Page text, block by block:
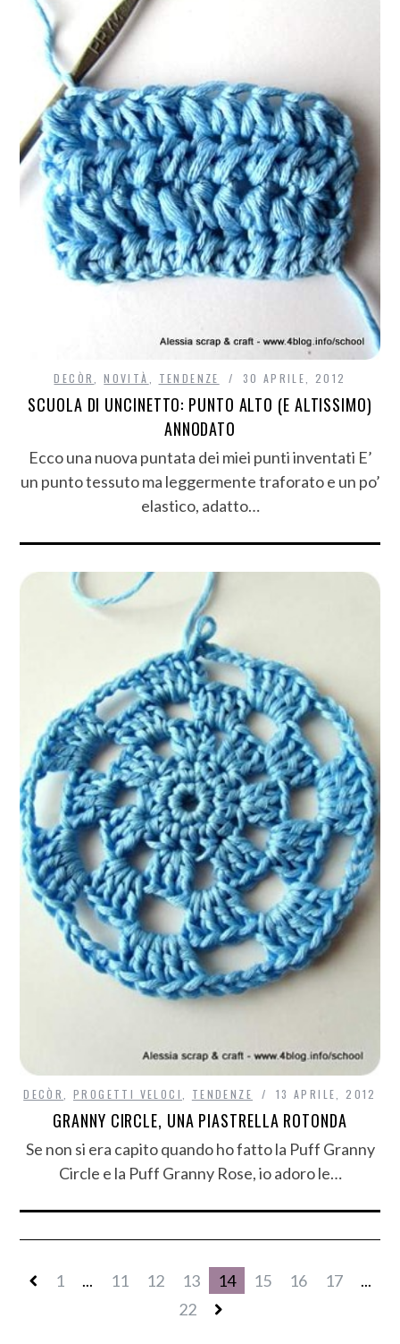
DECÒR ,NOVITÀ TENDENZE 30 APRILE, 2012
SCUOLA DI UNCINETTO: PUNTO ALTO (E ALTISSIMO)
ANNODATO
Ecco una nuova puntata dei miei punti inventati E’
un punto tessuto ma leggermente traforato e un po’
elastico, adatto…
DECÒR PROGETTI VELOCI TENDENZE 13 APRILE, 2012
GRANNY CIRCLE, UNA PIASTRELLA ROTONDA
Se non si era capito quando ho fatto la Puff Granny
Circle e la Puff Granny Rose, io adoro le…
1 ... 11 12 13 14 15 16 17
...
22